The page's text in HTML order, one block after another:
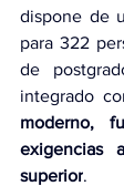
dispone de
para 322
de
integrado
moderno,
exigencias
superior.